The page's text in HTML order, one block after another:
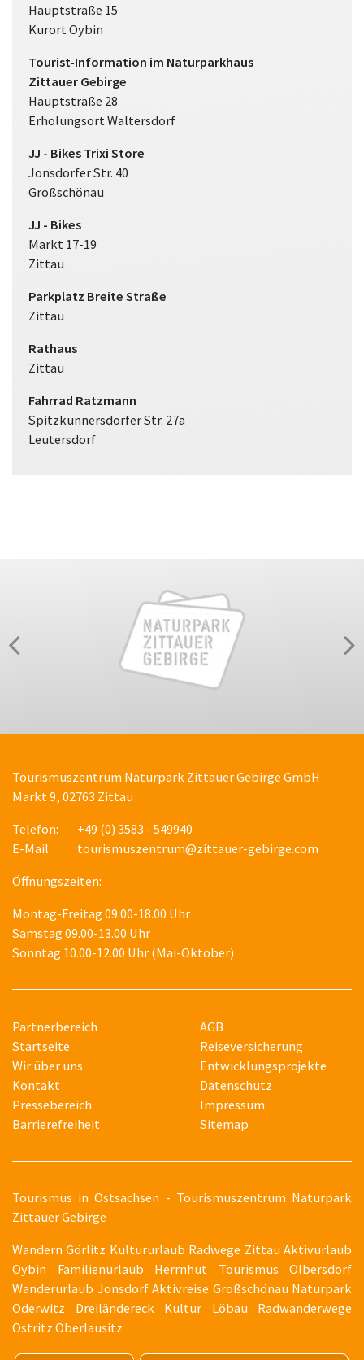
Hauptstraße 15
Kurort Oybin
Tourist-Information im Naturparkhaus
Zittauer Gebirge
Hauptstraße 28
Erholungsort Waltersdorf
JJ - Bikes Trixi Store
Jonsdorfer Str. 40
Großschönau
JJ - Bikes
Markt 17-19
Zittau
Parkplatz Breite Straße
Zittau
Rathaus
Zittau
Fahrrad Ratzmann
Spitzkunnersdorfer Str. 27a
Leutersdorf
Tourismuszentrum Naturpark Zittauer Gebirge GmbH
Markt 9, 02763 Zittau
Telefon:
+49 (0) 3583 - 549940
E-Mail:
tourismuszentrum@zittauer-gebirge.com
Öffnungszeiten:
Montag-Freitag 09.00-18.00 Uhr
Samstag 09.00-13.00 Uhr
Sonntag 10.00-12.00 Uhr (Mai-Oktober)
Partnerbereich
Startseite
Wir über uns
Kontakt
Pressebereich
Barrierefreiheit
AGB
Reiseversicherung
Entwicklungsprojekte
Datenschutz
Impressum
Sitemap
Tourismus in Ostsachsen - Tourismuszentrum Naturpark
Zittauer Gebirge
Wandern Görlitz Kultururlaub Radwege Zittau Aktivurlaub
Oybin Familienurlaub Herrnhut Tourismus Olbersdorf
Wanderurlaub Jonsdorf Aktivreise Großschönau Naturpark
Oderwitz Dreiländereck Kultur Löbau Radwanderwege
Ostritz Oberlausitz